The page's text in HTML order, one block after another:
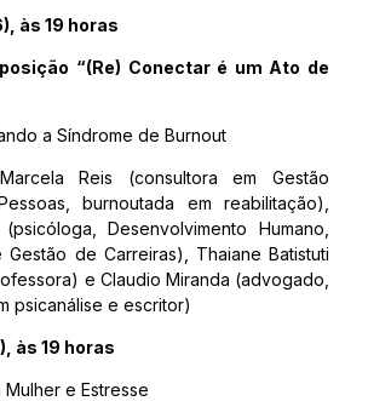
às 19 horas
“(Re) Conectar é um Ato de
a Síndrome de Burnout
Reis (consultora em Gestão
burnoutada em reabilitação),
Desenvolvimento Humano,
Gestão de Carreiras), Thaiane Batistuti
e Claudio Miranda (advogado,
psicanálise e escritor)
às 19 horas
e Estresse